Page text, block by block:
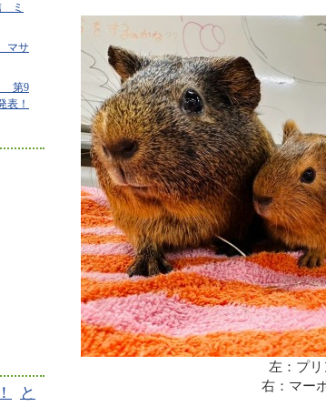
ミ
マサ
第9
表！
と
左：プ
右：マー